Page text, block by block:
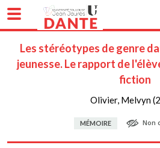
Les stéréotypes de genre
jeunesse. Le rapport de
fiction
Olivier, Melvyn
MÉMOIRE Non